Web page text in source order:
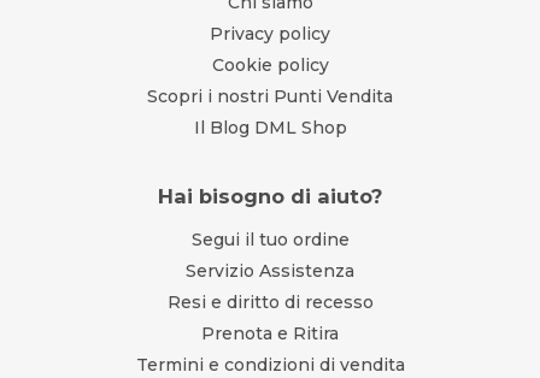
Privacy policy
Cookie policy
Scopri i nostri Punti Vendita
Il Blog DML Shop
Hai bisogno di aiuto?
Segui il tuo ordine
Servizio Assistenza
Resi e diritto di recesso
Prenota e Ritira
Termini e condizioni di vendita